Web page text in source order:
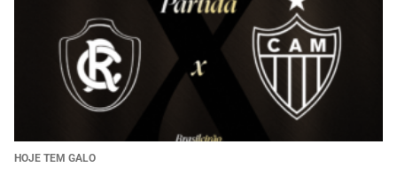
HOJE TEM GALO